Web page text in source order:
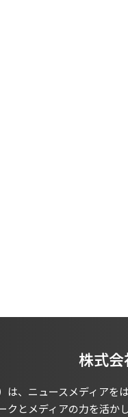
株式
は、ニュースメディア
クとメディアの力を活か